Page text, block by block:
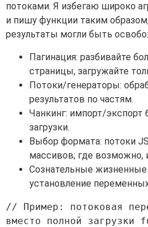
потоками. Я избегаю широко
и пишу функции таким
результаты могли быть
Пагинация: разбивайте
страницы, загружайте
Потоки/генераторы:
результатов по частям.
Чанкинг: импорт/экспорт
загрузки.
Выбор формата: потоки
массивов; где возможно,
Сознательные
установление
// Пример: потоковая
вместо полной загрузки